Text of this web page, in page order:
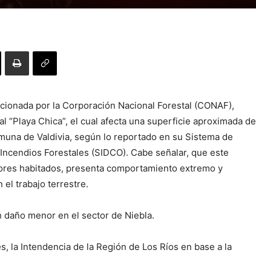
por la Corporación Nacional Forestal (CONAF),
Chica”, el cual afecta una superficie aproximada de
de Valdivia, según lo reportado en su Sistema de
Forestales (SIDCO). Cabe señalar, que este
habitados, presenta comportamiento extremo y
el trabajo terrestre.
menor en el sector de Niebla.
la Intendencia de la Región de Los Ríos en base a la